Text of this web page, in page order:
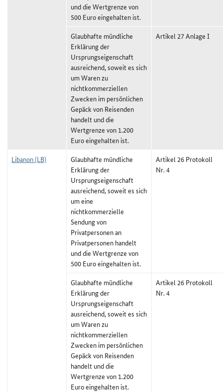
und die Wertgrenze von
500 Euro eingehalten ist.
Glaubhafte mündliche
Erklärung der
Ursprungseigenschaft
ausreichend, soweit es sich
um Waren zu
nichtkommerziellen
Zwecken im persönlichen
Gepäck von Reisenden
handelt und die
Wertgrenze von 1.200
Euro eingehalten ist.
Artikel 27 Anlage I
Libanon (LB)
Glaubhafte mündliche
Erklärung der
Ursprungseigenschaft
ausreichend, soweit es sich
um eine
nichtkommerzielle
Sendung von
Privatpersonen an
Privatpersonen handelt
und die Wertgrenze von
500 Euro eingehalten ist.
Artikel 26 Protokoll
Nr. 4
Glaubhafte mündliche
Erklärung der
Ursprungseigenschaft
ausreichend, soweit es sich
um Waren zu
nichtkommerziellen
Zwecken im persönlichen
Gepäck von Reisenden
handelt und die
Wertgrenze von 1.200
Euro eingehalten ist.
Artikel 26 Protokoll
Nr. 4